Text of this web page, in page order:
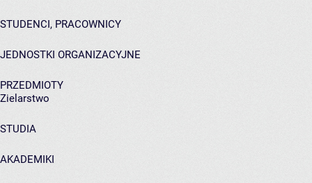
STUDENCI, PRACOWNICY
JEDNOSTKI ORGANIZACYJNE
PRZEDMIOTY
Zielarstwo
STUDIA
AKADEMIKI